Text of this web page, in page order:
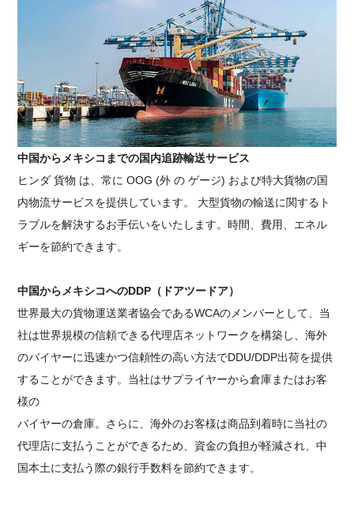
中国からメキシコまでの国内追跡輸送サービス
ヒンダ 貨物 は、常に OOG (外 の ゲージ) および特大貨物の国
内物流サービスを提供しています。 大型貨物の輸送に関するト
ラブルを解決するお手伝いをいたします。時間、費用、エネル
ギーを節約できます。
中国からメキシコへのDDP（ドアツードア）
世界最大の貨物運送業者協会であるWCAのメンバーとして、当
社は世界規模の信頼できる代理店ネットワークを構築し、海外
のバイヤーに迅速かつ信頼性の高い方法でDDU/DDP出荷を提供
することができます。当社はサプライヤーから倉庫またはお客
様の
バイヤーの倉庫。さらに、海外のお客様は商品到着時に当社の
代理店に支払うことができるため、資金の負担が軽減され、中
国本土に支払う際の銀行手数料を節約できます。